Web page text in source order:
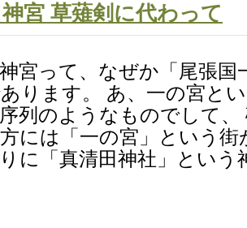
宮 草薙剣に代わって
宮って、なぜか「尾張国
ります。 あ、一の宮と
列のようなものでして、
には「一の宮」という街
に「真清田神社」という